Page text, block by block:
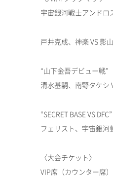
宇宙銀河戦士アンドロ
戸井克成、神楽 VS 影
“山下金吾デビュー戦”
清水基嗣、南野タケシ
“SECRET BASE VS DFC”
フェリスト、宇宙銀河
〈大会チケット〉
VIP席（カウンター席